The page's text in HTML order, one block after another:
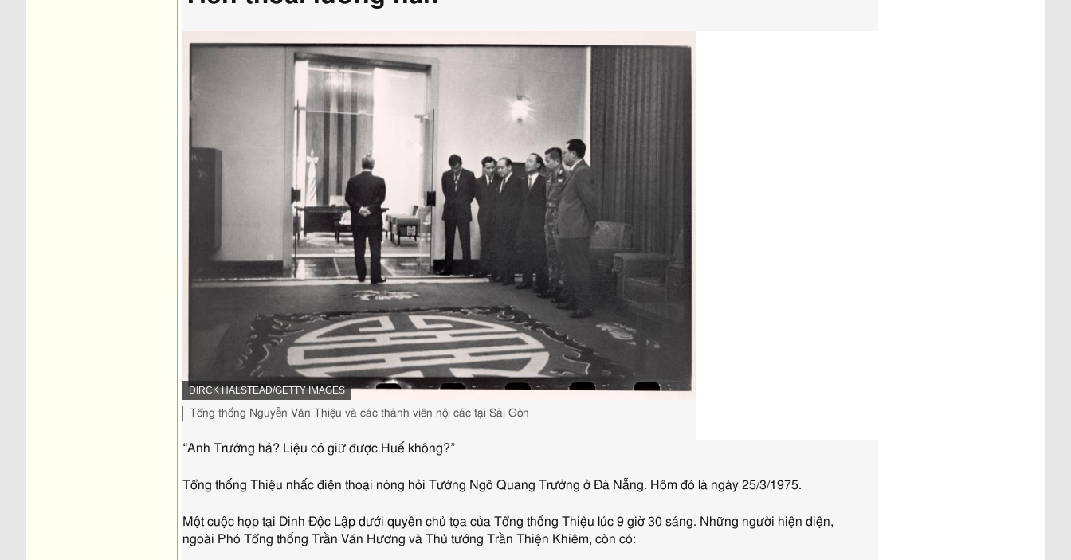
NGUỒN
HÌNH
ẢNH,
DIRCK HALSTEAD/GETTY IMAGES
Chụp
hình
Tổng thống Nguyễn Văn Thiệu và các thành viên nội các tại Sài Gòn
“Anh Trưởng hả? Liệu có giữ được Huế không?”
Tổng thống Thiệu nhấc điện thoại nóng hỏi Tướng Ngô Quang Trưởng ở Đà Nẵng. Hôm đó là ngày 25/3/1975.
Một cuộc họp tại Dinh Độc Lập dưới quyền chủ tọa của Tổng thống Thiệu lúc 9 giờ 30 sáng. Những người hiện diện,
ngoài Phó Tổng thống Trần Văn Hương và Thủ tướng Trần Thiện Khiêm, còn có: